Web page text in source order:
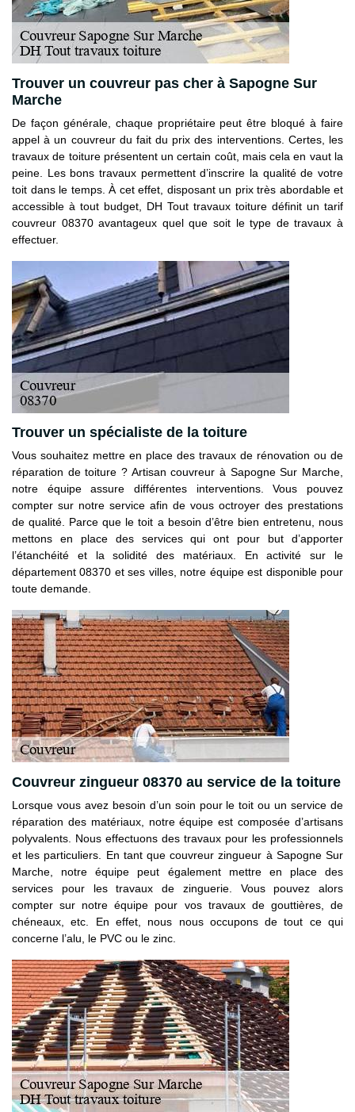
Trouver un couvreur pas cher à Sapogne Sur
Marche
De façon générale, chaque propriétaire peut être bloqué à faire
appel à un couvreur du fait du prix des interventions. Certes, les
travaux de toiture présentent un certain coût, mais cela en vaut la
peine. Les bons travaux permettent d’inscrire la qualité de votre
toit dans le temps. À cet effet, disposant un prix très abordable et
accessible à tout budget, DH Tout travaux toiture définit un tarif
couvreur 08370 avantageux quel que soit le type de travaux à
effectuer.
Trouver un spécialiste de la toiture
Vous souhaitez mettre en place des travaux de rénovation ou de
réparation de toiture ? Artisan couvreur à Sapogne Sur Marche,
notre équipe assure différentes interventions. Vous pouvez
compter sur notre service afin de vous octroyer des prestations
de qualité. Parce que le toit a besoin d’être bien entretenu, nous
mettons en place des services qui ont pour but d’apporter
l’étanchéité et la solidité des matériaux. En activité sur le
département 08370 et ses villes, notre équipe est disponible pour
toute demande.
Couvreur zingueur 08370 au service de la toiture
Lorsque vous avez besoin d’un soin pour le toit ou un service de
réparation des matériaux, notre équipe est composée d’artisans
polyvalents. Nous effectuons des travaux pour les professionnels
et les particuliers. En tant que couvreur zingueur à Sapogne Sur
Marche, notre équipe peut également mettre en place des
services pour les travaux de zinguerie. Vous pouvez alors
compter sur notre équipe pour vos travaux de gouttières, de
chéneaux, etc. En effet, nous nous occupons de tout ce qui
concerne l’alu, le PVC ou le zinc.